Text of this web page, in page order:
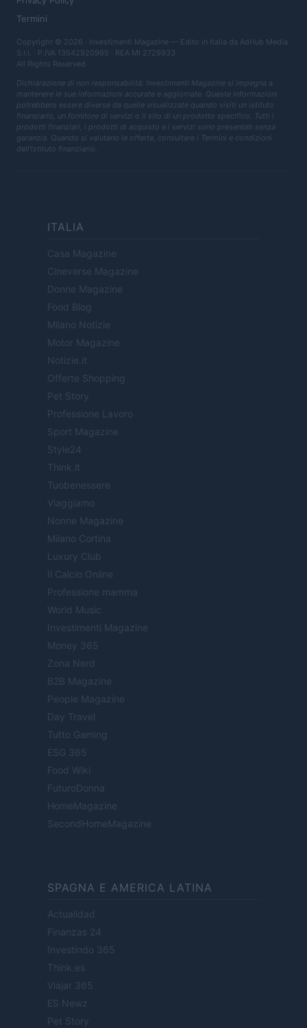
Termini
Copyright © 2026 · Investimenti Magazine — Edito in Italia da AdHub Media
S.r.l. · P.IVA 13542920965 · REA MI 2729933
All Rights Reserved
Dichiarazione di non responsabilità: Investimenti Magazine si impegna a
mantenere le sue informazioni accurate e aggiornate. Queste informazioni
potrebbero essere diverse da quelle visualizzate quando visiti un istituto
finanziario, un fornitore di servizi o il sito di un prodotto specifico. Tutti i
prodotti finanziari, i prodotti di acquisto e i servizi sono presentati senza
garanzia. Quando si valutano le offerte, consultare i Termini e condizioni
dell'istituto finanziario.
ITALIA
Casa Magazine
Cineverse Magazine
Donne Magazine
Food Blog
Milano Notizie
Motor Magazine
Notizie.it
Offerte Shopping
Pet Story
Professione Lavoro
Sport Magazine
Style24
Think.it
Tuobenessere
Viaggiamo
Nonne Magazine
Milano Cortina
Luxury Club
Il Calcio Online
Professione mamma
World Music
Investimenti Magazine
Money 365
Zona Nerd
B2B Magazine
People Magazine
Day Travel
Tutto Gaming
ESG 365
Food Wiki
FuturoDonna
HomeMagazine
SecondHomeMagazine
SPAGNA E AMERICA LATINA
Actualidad
Finanzas 24
Investindo 365
Think.es
Viajar 365
ES Newz
Pet Story